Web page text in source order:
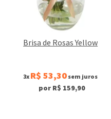
Brisa de Rosas Yellow
3x R$ 53,30 sem juros
por R$ 159,90